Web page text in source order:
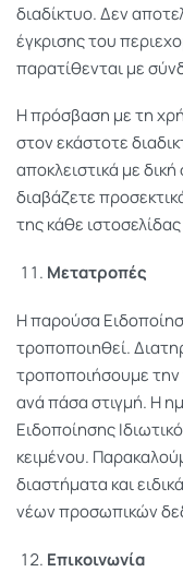
διαδίκτυο. Δεν
έγκρισης του
παρατίθενται με
Η πρόσβαση με τη
στον εκάστοτε
αποκλειστικά με
διαβάζετε
της κάθε
Μετατροπές
Η παρούσα
τροποποιηθεί.
τροποποιήσουμε την
ανά πάσα στιγμή. Η
Ειδοποίησης
κειμένου.
διαστήματα και
νέων προσωπικών
Επικοινωνία